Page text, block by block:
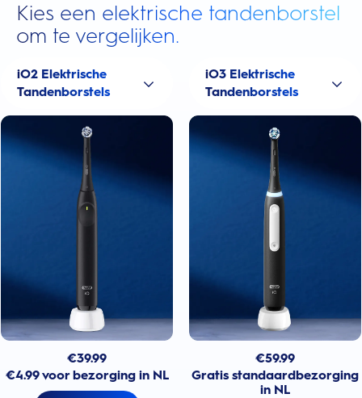
Kies een elektrische tandenborstel
om te vergelijken.
iO2 Elektrische
Tandenborstels
€39.99
€4.99 voor bezorging in NL
iO3 Elektrische
Tandenborstels
€59.99
Gratis standaardbezorging
in NL